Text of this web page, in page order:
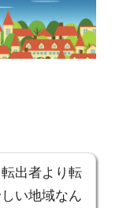
出者より転
い地域なん